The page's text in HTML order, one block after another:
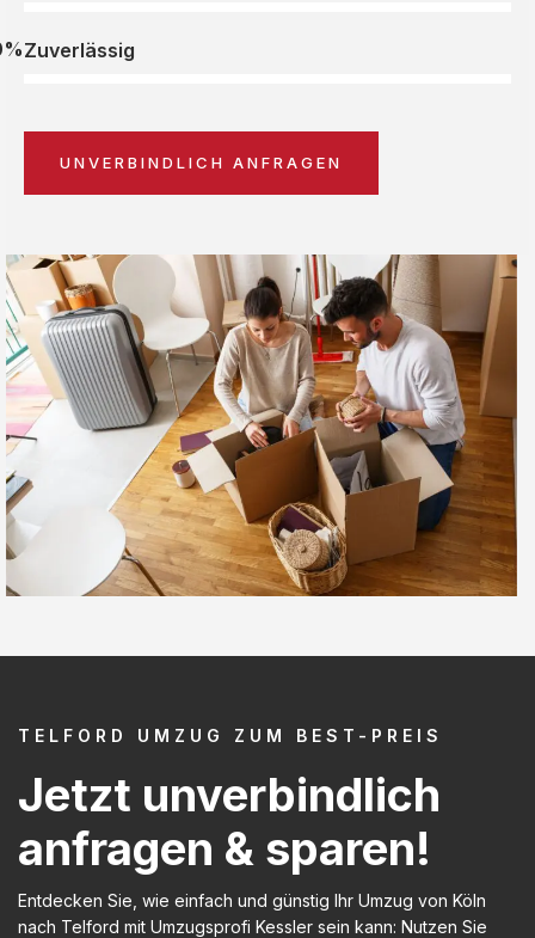
Zuverlässig
UNVERBINDLICH ANFRAGEN
TELFORD UMZUG ZUM BEST-PREIS
Jetzt unverbindlich
anfragen & sparen!
Entdecken Sie, wie einfach und günstig Ihr Umzug von Köln
nach Telford mit Umzugsprofi Kessler sein kann: Nutzen Sie